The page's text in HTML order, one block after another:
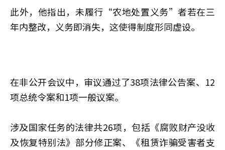
此外，他指出，未履行“农地处置义务”者若在三
年内整改，义务即消失，这使得制度形同虚设。
在非公开会议中，审议通过了38项法律公告案、12
项总统令案和1项一般议案。
涉及国家任务的法律共26项，包括《腐败财产没收
及恢复特别法》部分修正案、《租赁诈骗受害者支